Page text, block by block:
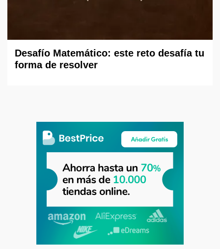
Desafío Matemático: este reto desafía tu
forma de resolver